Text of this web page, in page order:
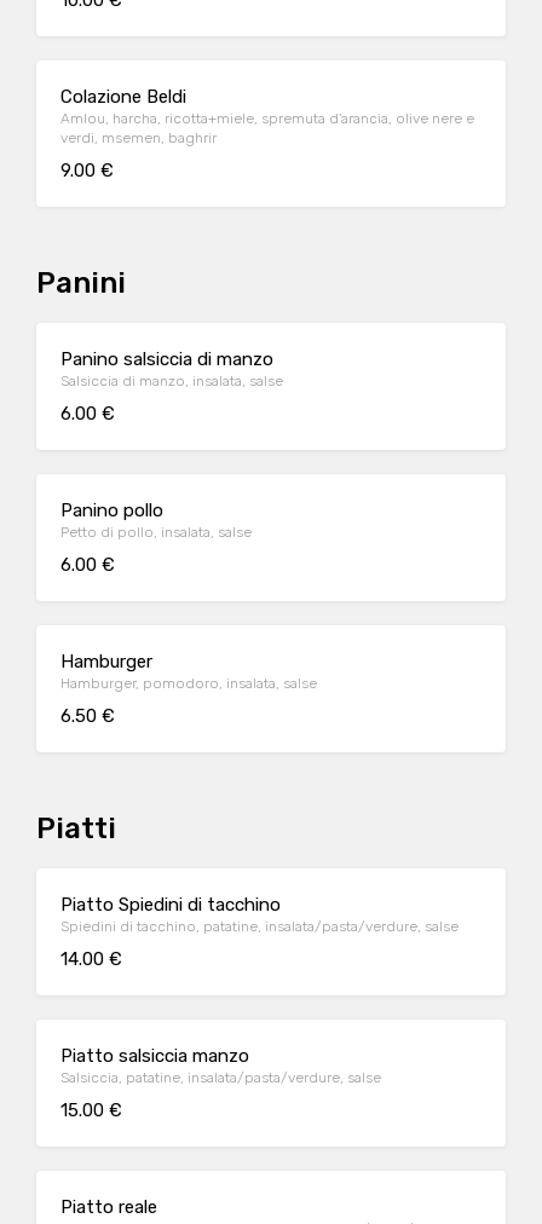
Colazione Beldi
Amlou, harcha, ricotta+miele, spremuta d'arancia, olive nere e
verdi, msemen, baghrir
9.00 €
Panini
Panino salsiccia di manzo
Salsiccia di manzo, insalata, salse
6.00 €
Panino pollo
Petto di pollo, insalata, salse
6.00 €
Hamburger
Hamburger, pomodoro, insalata, salse
6.50 €
Piatti
Piatto Spiedini di tacchino
Spiedini di tacchino, patatine, insalata/pasta/verdure, salse
14.00 €
Piatto salsiccia manzo
Salsiccia, patatine, insalata/pasta/verdure, salse
15.00 €
Piatto reale